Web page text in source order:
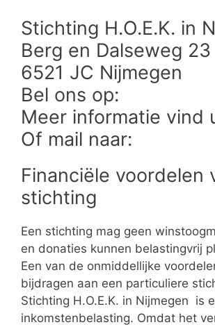
Stichting H.O.E.K. in
Berg en Dalseweg 23
6521 JC Nijmegen
Bel ons op:
Meer informatie vind
Of mail naar:
Financiële voordelen
stichting
Een stichting mag geen
en donaties kunnen belastingvrij
Een van de onmiddellijke
bijdragen aan een particuliere
Stichting H.O.E.K. in Nijmegen is
inkomstenbelasting. Omdat het